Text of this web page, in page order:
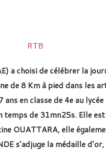
a choisi de célébrer la
de 8 Km à pied dans les
ans en classe de 4e au
de 31mn25s. Elle
OUATTARA, elle
s’adjuge la médaille